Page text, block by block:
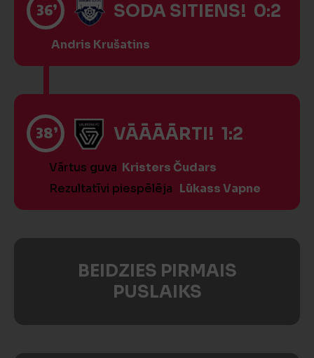
36’ SODA SITIENS! 0:2
Andris Krušatins
38’ VĀĀĀĀRTI! 1:2
Vārtus guva Kristers Čudars
Rezultatīvi piespēlēja Lūkass Vapne
BEIDZIES PIRMAIS
PUSLAIKS